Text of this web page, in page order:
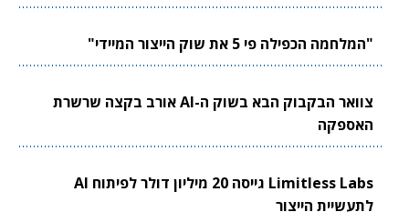
"המלחמה הכפילה פי 5 את שוק הייצור המיידי"
צוואר הבקבוק הבא בשוק ה-AI אורב בקצה שרשרת
האספקה
Limitless Labs גייסה 20 מיליון דולר לפיתוח AI
לתעשיית הייצור